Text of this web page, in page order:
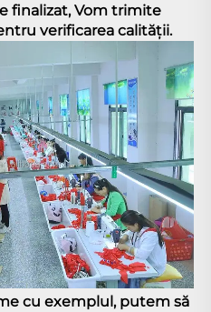
finalizat, Vom trimite
verificarea calității.